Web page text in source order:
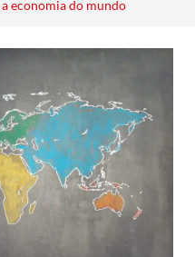
economia do mundo